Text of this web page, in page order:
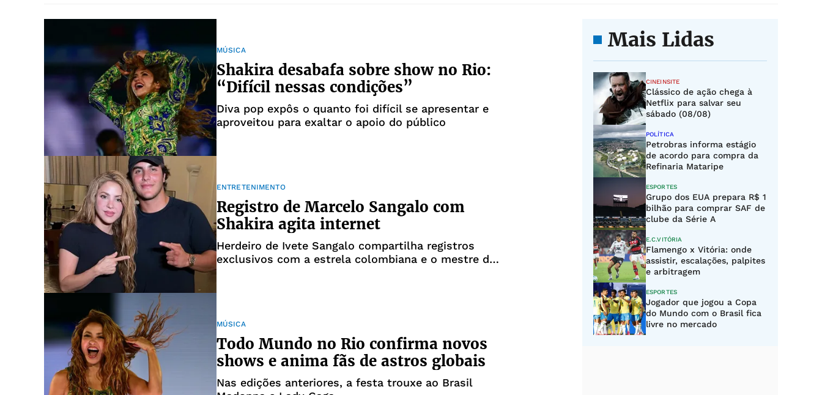
MÚSICA
Shakira desabafa sobre show no Rio:
“Difícil nessas condições”
Diva pop expôs o quanto foi difícil se apresentar e
aproveitou para exaltar o apoio do público
ENTRETENIMENTO
Registro de Marcelo Sangalo com
Shakira agita internet
Herdeiro de Ivete Sangalo compartilha registros
exclusivos com a estrela colombiana e o mestre da
MÚSICA
Todo Mundo no Rio confirma novos
shows e anima fãs de astros globais
Nas edições anteriores, a festa trouxe ao Brasil
Mais Lidas
CINEINSITE
Clássico de ação chega à
Netflix para salvar seu
sábado (08/08)
POLÍTICA
Petrobras informa estágio
de acordo para compra da
Refinaria Mataripe
ESPORTES
Grupo dos EUA prepara R$ 1
bilhão para comprar SAF de
clube da Série A
E.C.VITÓRIA
Flamengo x Vitória: onde
assistir, escalações, palpites
e arbitragem
ESPORTES
Jogador que jogou a Copa
do Mundo com o Brasil fica
livre no mercado